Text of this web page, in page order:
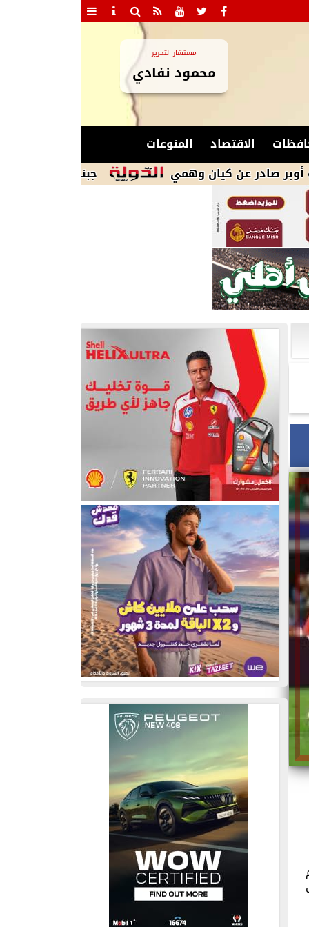
مستشار التحرير
محمود نفادي
الاقتصاد
المنوعات
جبناها من الكنترول.. مفاجآت
عن كيان وهمي